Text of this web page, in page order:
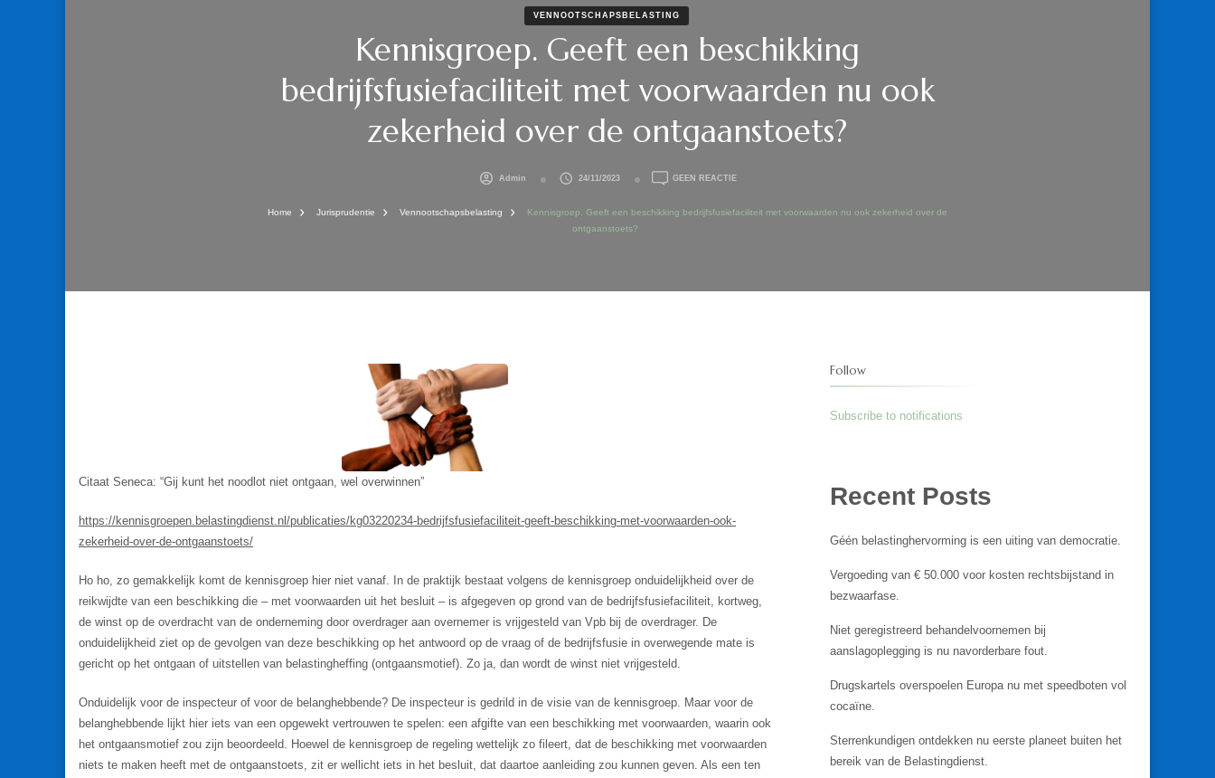
VENNOOTSCHAPSBELASTING
Kennisgroep. Geeft een beschikking
bedrijfsfusiefaciliteit met voorwaarden nu ook
zekerheid over de ontgaanstoets?
Admin 24/11/2023 GEEN REACTIEOP
EEN
Home Jurisprudentie Vennootschapsbelasting
Kennisgroep. Geeft een beschikking bedrijfsfusiefaciliteit met voorwaarden nu ook zekerheid over de
ontgaanstoets?
Citaat Seneca: “Gij kunt het noodlot niet ontgaan, wel overwinnen”
https://kennisgroepen.belastingdienst.nl/publicaties/kg03220234-bedrijfsfusiefaciliteit-geeft-beschikking-met-voorwaarden-ook-
zekerheid-over-de-ontgaanstoets/
Ho ho, zo gemakkelijk komt de kennisgroep hier niet vanaf. In de praktijk bestaat volgens de kennisgroep onduidelijkheid over de
reikwijdte van een beschikking die – met voorwaarden uit het besluit – is afgegeven op grond van de bedrijfsfusiefaciliteit, kortweg,
de winst op de overdracht van de onderneming door overdrager aan overnemer is vrijgesteld van Vpb bij de overdrager. De
onduidelijkheid ziet op de gevolgen van deze beschikking op het antwoord op de vraag of de bedrijfsfusie in overwegende mate is
gericht op het ontgaan of uitstellen van belastingheffing (ontgaansmotief). Zo ja, dan wordt de winst niet vrijgesteld.
Onduidelijk voor de inspecteur of voor de belanghebbende? De inspecteur is gedrild in de visie van de kennisgroep. Maar voor de
belanghebbende lijkt hier iets van een opgewekt vertrouwen te spelen: een afgifte van een beschikking met voorwaarden, waarin ook
het ontgaansmotief zou zijn beoordeeld. Hoewel de kennisgroep de regeling wettelijk zo fileert, dat de beschikking met voorwaarden
niets te maken heeft met de ontgaanstoets, zit er wellicht iets in het besluit, dat daartoe aanleiding zou kunnen geven. Als een ten
Follow
Subscribe to notifications
Recent Posts
Géén belastinghervorming is een uiting van democratie.
Vergoeding van € 50.000 voor kosten rechtsbijstand in
bezwaarfase.
Niet geregistreerd behandelvoornemen bij
aanslagoplegging is nu navorderbare fout.
Drugskartels overspoelen Europa nu met speedboten vol
cocaïne.
Sterrenkundigen ontdekken nu eerste planeet buiten het
bereik van de Belastingdienst.